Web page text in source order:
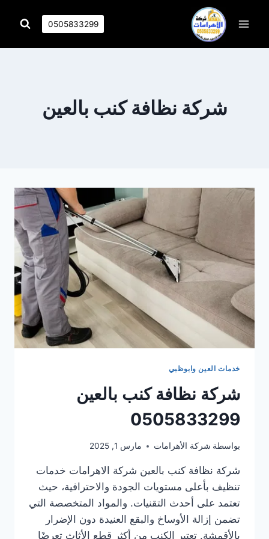
0505833299
شركة نظافة كنب بالعين
خدمات العين وابوظبي
شركة نظافة كنب بالعين
0505833299
بواسطة شركة الأهرامات مارس 1, 2025
شركة نظافة كنب بالعين شركة الاهرامات خدمات
تنظيف بأعلى مستويات الجودة والاحترافية، حيث
تعتمد على أحدث التقنيات. والمواد المتخصصة التي
تضمن إزالة الأوساخ والبقع العنيدة دون الإضرار
بالأقمشة. تعتبر الكنب من أكثر قطع الأثاث تعرضًا